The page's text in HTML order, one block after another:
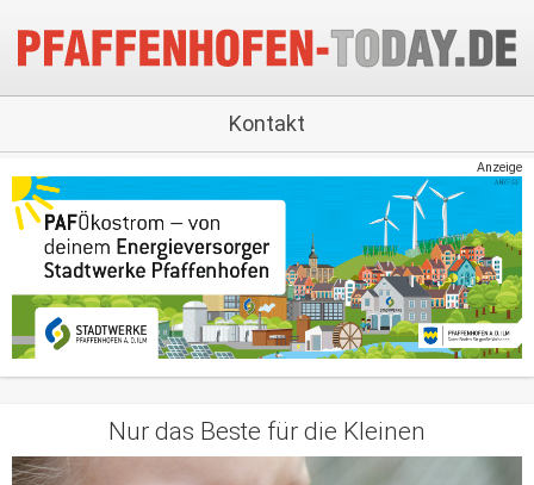
Kontakt
Anzeige
Nur das Beste für die Kleinen